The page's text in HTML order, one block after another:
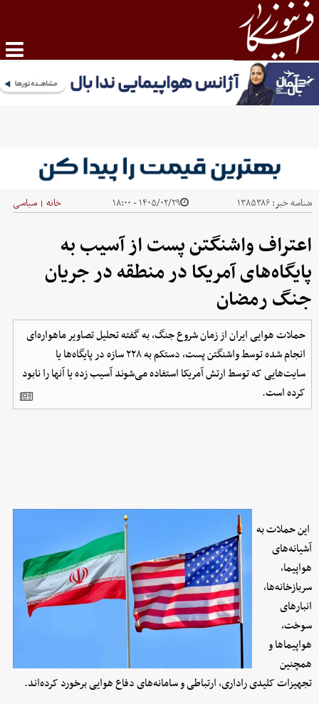
شناسه خبر:۱۳۸۵۳۸۶ ۱۴۰۵/۰۲/۲۹ - ۱۸:۰۰ خانه | سیاسی
اعتراف واشنگتن پست از آسیب به
پایگاه‌های آمریکا در منطقه در جریان
جنگ رمضان
حملات هوایی ایران از زمان شروع جنگ، به گفته تحلیل تصاویر ماهواره‌ای
انجام‌ شده توسط واشنگتن‌ پست، دستکم به ۲۲۸ سازه در پایگاه‌ها یا
سایت‌هایی که توسط ارتش آمریکا استفاده می‌شوند آسیب زده یا آنها را نابود
کرده است.
این حملات به
آشیانه‌های
هواپیما،
سربازخانه‌ها،
انبارهای
سوخت،
هواپیماها و
همچنین
تجهیزات کلیدی راداری، ارتباطی و سامانه‌های دفاع هوایی برخورد کرده‌اند.